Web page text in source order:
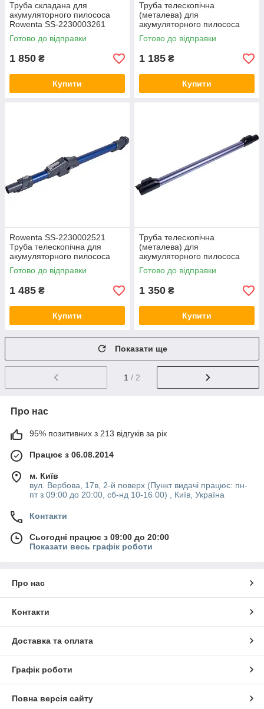
Труба складана для
акумуляторного пилососа
Rowenta SS-2230003261
металева темно-сіра+чорна
Готово до відправки
1 850 ₴
Купити
Труба телескопічна
(металева) для
акумуляторного пилососа
Samsung DJ97-03120A
Готово до відправки
1 185 ₴
Купити
Rowenta SS-2230002521
Труба телескопічна для
акумуляторного пилососа
Готово до відправки
1 485 ₴
Купити
Труба телескопічна
(металева) для
акумуляторного пилососа
Samsung DJ97-03120C
Готово до відправки
1 350 ₴
Купити
Показати ще
1 / 2
Про нас
95% позитивних з 213 відгуків за рік
Працює з 06.08.2014
м. Київ
вул. Вербова, 17в, 2-й поверх (Пункт видачі працює: пн-
пт з 09:00 до 20:00, сб-нд 10-16 00) , Київ, Україна
Контакти
Сьогодні працює з 09:00 до 20:00
Показати весь графік роботи
Про нас
Контакти
Доставка та оплата
Графік роботи
Повна версія сайту